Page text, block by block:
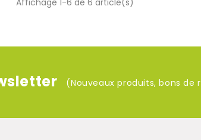
(Nouveaux produits, bons de